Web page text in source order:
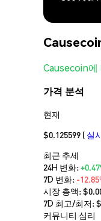
Causecoin에
가격 분석
현재
$0.125599 ( 실
최근 추세
24H 변화:
7D 변화: -
시장 총액:
7D 최고/최저: $
커뮤니티 심리